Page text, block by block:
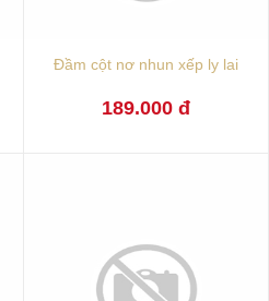
Đầm cột nơ nhun xếp ly lai
189.000 đ